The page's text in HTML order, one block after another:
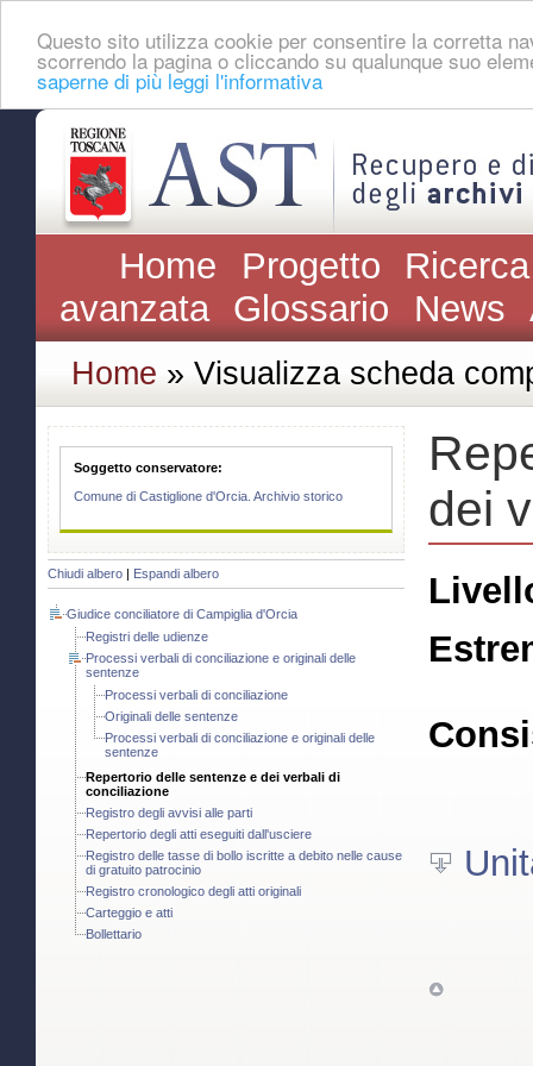
Questo sito utilizza cookie per consentire la corretta
scorrendo la pagina o cliccando su qualunque suo
saperne di più leggi l'informativa
Home Progetto
avanzata Glossario News
Home » Visualizza scheda
Soggetto conservatore:
Comune di Castiglione d'Orcia. Archivio storico
Chiudi albero Espandi albero
Giudice conciliatore di Campiglia d'Orcia
Registri delle udienze
Processi verbali di conciliazione e originali delle
sentenze
Processi verbali di conciliazione
Originali delle sentenze
Processi verbali di conciliazione e originali delle
sentenze
Repertorio delle sentenze e dei verbali di
conciliazione
Registro degli avvisi alle parti
Repertorio degli atti eseguiti dall'usciere
Registro delle tasse di bollo iscritte a debito nelle cause
di gratuito patrocinio
Registro cronologico degli atti originali
Carteggio e atti
Bollettario
dei